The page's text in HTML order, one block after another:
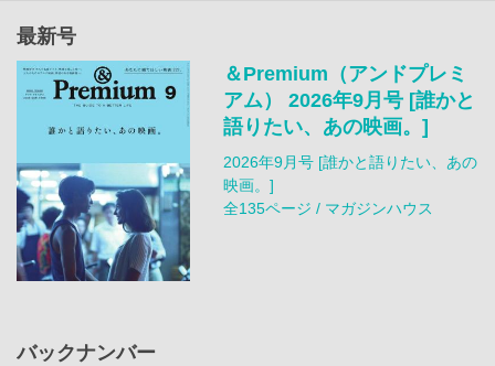
最新号
＆Premium（アンドプレミ
アム） 2026年9月号 [誰かと
語りたい、あの映画。]
2026年9月号 [誰かと語りたい、あの
映画。]
全135ページ / マガジンハウス
バックナンバー